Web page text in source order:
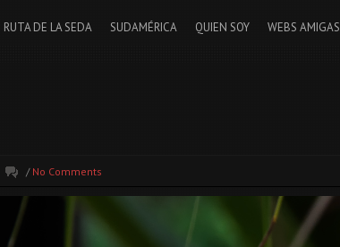
RUTA DE LA SEDA SUDAMÉRICA QUIEN SOY WEBS AMIGAS
/ No Comments